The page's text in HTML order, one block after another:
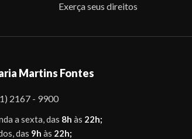
Exerça seus direitos
Martins Fontes
2167 - 9900
a sexta, das 8h às 22h;
das 9h às 22h;